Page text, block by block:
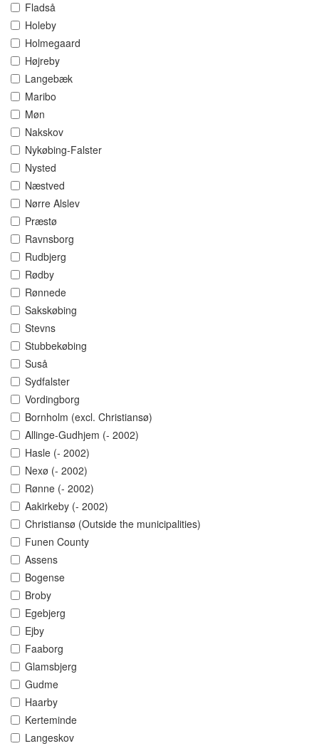
Fladså
Holeby
Holmegaard
Højreby
Langebæk
Maribo
Møn
Nakskov
Nykøbing-Falster
Nysted
Næstved
Nørre Alslev
Præstø
Ravnsborg
Rudbjerg
Rødby
Rønnede
Sakskøbing
Stevns
Stubbekøbing
Suså
Sydfalster
Vordingborg
Bornholm (excl. Christiansø)
Allinge-Gudhjem (- 2002)
Hasle (- 2002)
Nexø (- 2002)
Rønne (- 2002)
Aakirkeby (- 2002)
Christiansø (Outside the municipalities)
Funen County
Assens
Bogense
Broby
Egebjerg
Ejby
Faaborg
Glamsbjerg
Gudme
Haarby
Kerteminde
Langeskov